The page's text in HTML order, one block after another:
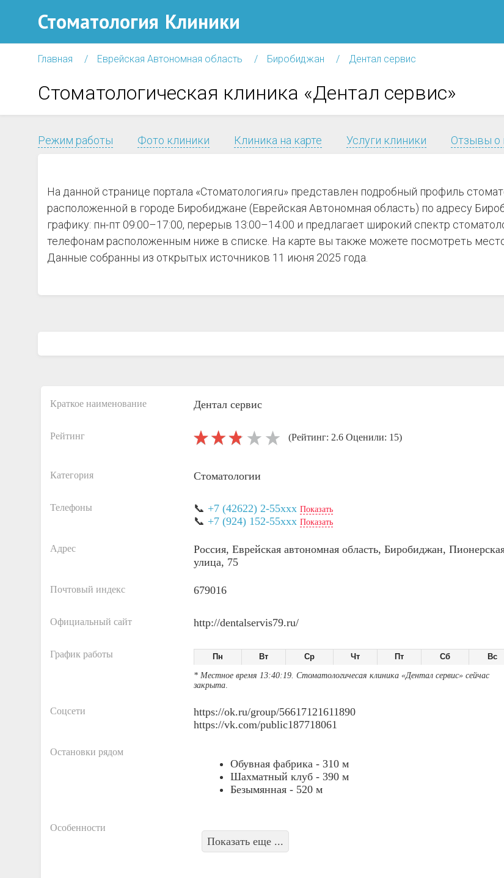
Стоматология Клиники
Главная Еврейская Автономная область Биробиджан Дентал сервис
Стоматологическая клиника «Дентал сервис»
Режим работы Фото клиники Клиника на карте Услуги клиники Отзывы о
На данной странице портала «Стоматология.ru» представлен подробный профиль
расположенной в городе Биробиджане (Еврейская Автономная область) по адресу
графику: пн-пт 09:00–17:00, перерыв 13:00–14:00 и предлагает широкий спектр
телефонам расположенным ниже в списке. На карте вы также можете посмотреть
Данные собранны из открытых источников 11 июня 2025 года.
Краткое наименование Дентал сервис
Рейтинг (Рейтинг: 2.6 Оценили: 15)
Категория Стоматологии
Телефоны 📞 +7 (42622) 2-55xxx Показать
📞 +7 (924) 152-55xxx Показать
Адрес
Россия, Еврейская автономная область, Биробиджан,
улица, 75
Почтовый индекс 679016
Официальный сайт http://dentalservis79.ru/
График работы Пн Вт Ср Чт Пт Сб Вс
* Местное время 13:40:19. Стоматологичесая клиника «Дентал сервис» сейчас
закрыта.
Соцсети
https://ok.ru/group/56617121611890
https://vk.com/public187718061
Остановки рядом
Обувная фабрика - 310 м
Шахматный клуб - 390 м
Безымянная - 520 м
Особенности
Показать еще ...